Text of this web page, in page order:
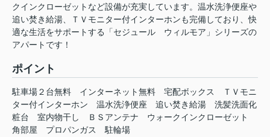
クインクローゼットなど設備が充実しています。温水洗浄便座や
追い焚き給湯、ＴＶモニター付インターホンも完備しており、快
適な生活をサポートする「セジュール ウィルモア」シリーズの
アパートです！
ポイント
駐車場２台無料 インターネット無料 宅配ボックス
ＴＶモニ
ター付インターホン
温水洗浄便座 追い焚き給湯
洗髪洗面化
粧台
室内物干し ＢＳアンテナ
ウォークインクローゼット
角部屋
プロパンガス 駐輪場